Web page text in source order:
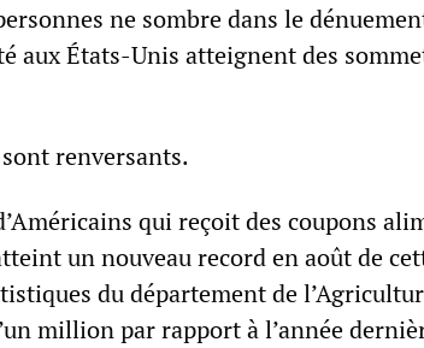
ne sombre dans le
aux États-Unis atteignent des
renversants.
qui reçoit des coupons
un nouveau record en août de
du département de
million par rapport à l’année